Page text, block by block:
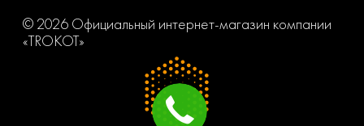
© 2026 Официальный интернет-магазин компании
«TROKOT»